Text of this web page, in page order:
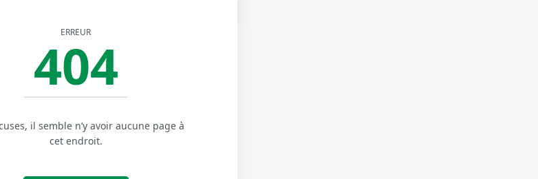
ERREUR
404
il semble n’y avoir aucune page à
cet endroit.